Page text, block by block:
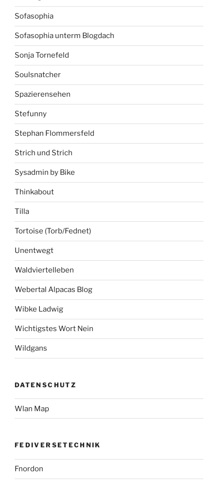
Sofasophia
Sofasophia unterm Blogdach
Sonja Tornefeld
Soulsnatcher
Spazierensehen
Stefunny
Stephan Flommersfeld
Strich und Strich
Sysadmin by Bike
Thinkabout
Tilla
Tortoise (Torb/Fednet)
Unentwegt
Waldviertelleben
Webertal Alpacas Blog
Wibke Ladwig
Wichtigstes Wort Nein
Wildgans
DATENSCHUTZ
Wlan Map
FEDIVERSETECHNIK
Fnordon